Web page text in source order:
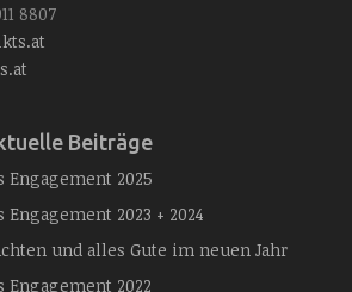
8807
Beiträge
Engagement 2025
2023 + 2024
und alles Gute im neuen Jahr
Engagement 2022